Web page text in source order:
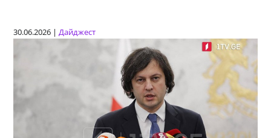
30.06.2026 |Дайджест